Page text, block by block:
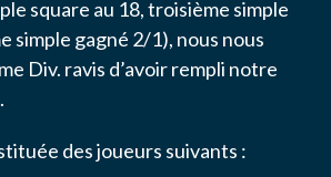
square au 18, troisième simple
simple gagné 2/1), nous nous
Div. ravis d’avoir rempli notre
des joueurs suivants :